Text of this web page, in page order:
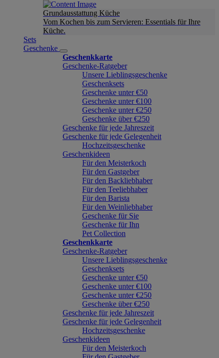
Grundausstattung Küche
Vom Kochen bis zum Servieren: Essentials für Ihre
Küche.
Sets
Geschenke
Geschenkkarte
Geschenke-Ratgeber
Unsere Lieblingsgeschenke
Geschenksets
Geschenke unter €50
Geschenke unter €100
Geschenke unter €250
Geschenke über €250
Geschenke für jede Jahreszeit
Geschenke für jede Gelegenheit
Hochzeitsgeschenke
Geschenkideen
Für den Meisterkoch
Für den Gastgeber
Für den Backliebhaber
Für den Teeliebhaber
Für den Barista
Für den Weinliebhaber
Geschenke für Sie
Geschenke für Ihn
Pet Collection
Geschenkkarte
Geschenke-Ratgeber
Unsere Lieblingsgeschenke
Geschenksets
Geschenke unter €50
Geschenke unter €100
Geschenke unter €250
Geschenke über €250
Geschenke für jede Jahreszeit
Geschenke für jede Gelegenheit
Hochzeitsgeschenke
Geschenkideen
Für den Meisterkoch